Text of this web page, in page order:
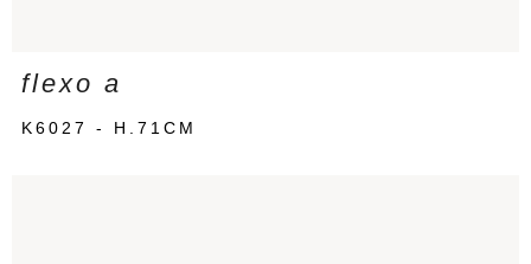
flexo a
K6027 - H.71CM